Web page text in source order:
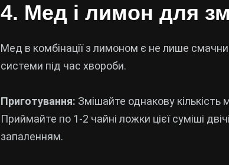
4. Мед і лимон для
Мед в комбінації з лимоном є не лише
системи під час хвороби.
Приготування: Змішайте однакову кількість
Приймайте по 1-2 чайні ложки цієї суміші
запаленням.